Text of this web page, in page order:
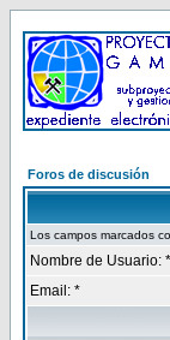
Foros de discusión
Los campos marcados
Nombre de Usuario: *
Email: *